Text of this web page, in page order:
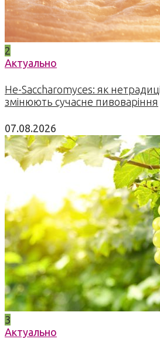
2
Актуально
Не-Saccharomyces: як
змінюють сучасне пивоваріння
07.08.2026
3
Актуально